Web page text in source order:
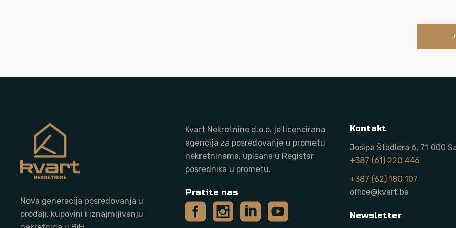
Nova generacija posredovanja u
prodaji, kupovini i iznajmljivanju
Kvart Nekretnine d.o.o. je licencirana
agencija za posredovanje u prometu
nekretninama, upisana u Registar
posrednika u prometu.
Pratite nas
Kontakt
Josipa Štadlera 6, 71 000
+387 (61) 220 446
+387 (62) 180 107
office@kvart.ba
Newsletter